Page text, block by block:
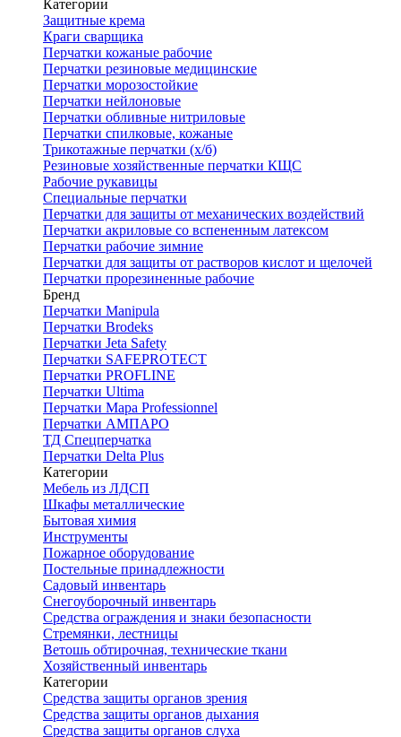
Категории
Защитные крема
Краги сварщика
Перчатки кожаные рабочие
Перчатки резиновые медицинские
Перчатки морозостойкие
Перчатки нейлоновые
Перчатки обливные нитриловые
Перчатки спилковые, кожаные
Трикотажные перчатки (х/б)
Резиновые хозяйственные перчатки КЩС
Рабочие рукавицы
Специальные перчатки
Перчатки для защиты от механических воздействий
Перчатки акриловые со вспененным латексом
Перчатки рабочие зимние
Перчатки для защиты от растворов кислот и щелочей
Перчатки прорезиненные рабочие
Бренд
Перчатки Manipula
Перчатки Brodeks
Перчатки Jeta Safety
Перчатки SAFEPROTECT
Перчатки PROFLINE
Перчатки Ultima
Перчатки Мара Professionnel
Перчатки АМПАРО
ТД Спецперчатка
Перчатки Delta Plus
Категории
Мебель из ЛДСП
Шкафы металлические
Бытовая химия
Инструменты
Пожарное оборудование
Постельные принадлежности
Садовый инвентарь
Снегоуборочный инвентарь
Средства ограждения и знаки безопасности
Стремянки, лестницы
Ветошь обтирочная, технические ткани
Хозяйственный инвентарь
Категории
Средства защиты органов зрения
Средства защиты органов дыхания
Средства защиты органов слуха